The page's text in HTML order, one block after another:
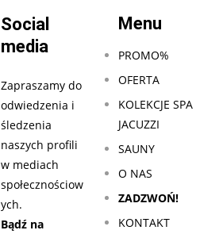
Social
media
Zapraszamy do
odwiedzenia i
śledzenia
naszych profili
w mediach
społecznościow
ych.
Bądź na
Menu
PROMO%
OFERTA
KOLEKCJE SPA
JACUZZI
SAUNY
O NAS
ZADZWOŃ!
KONTAKT